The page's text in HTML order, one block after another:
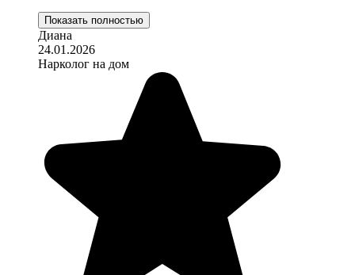
Показать полностью
Диана
24.01.2026
Нарколог на дом